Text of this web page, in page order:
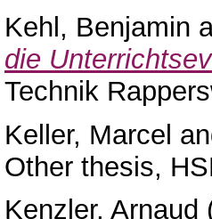
Kehl, Benjamin
die
Technik
Keller, Marcel
Other thesis,
Kenzler, Arnaud